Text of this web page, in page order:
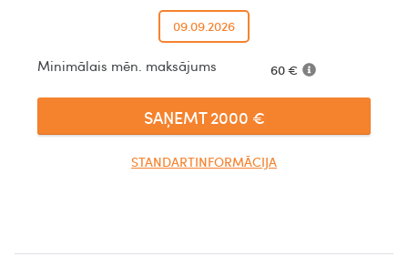
09.09.2026
Minimālais mēn. maksājums 60€
SAŅEMT2000 €
STANDARTINFORMĀCIJA